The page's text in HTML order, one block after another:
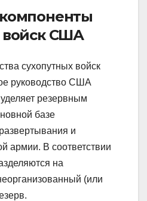
войск США
сухопутных войск
руководство США
резервным
базе
и
армии. В соответствии
на
(или